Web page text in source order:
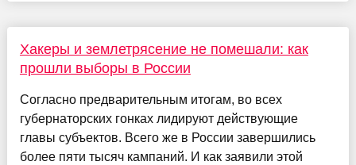
Хакеры и землетрясение не помешали: как
прошли выборы в России
Согласно предварительным итогам, во всех
губернаторских гонках лидируют действующие
главы субъектов. Всего же в России завершились
более пяти тысяч кампаний. И как заявили этой